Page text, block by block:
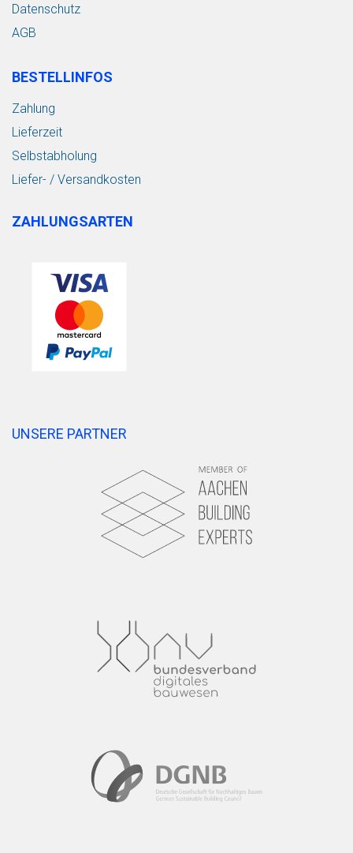
Datenschutz
AGB
BESTELLINFOS
Zahlung
Lieferzeit
Selbstabholung
Liefer- / Versandkosten
ZAHLUNGSARTEN
UNSERE PARTNER